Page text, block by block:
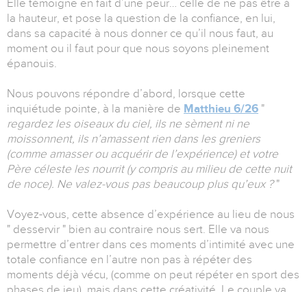
Elle témoigne en fait d’une peur… celle de ne pas être à
la hauteur, et pose la question de la confiance, en lui,
dans sa capacité à nous donner ce qu’il nous faut, au
moment ou il faut pour que nous soyons pleinement
épanouis.
Nous pouvons répondre d’abord, lorsque cette
inquiétude pointe, à la manière de Matthieu 6/26 "
regardez les oiseaux du ciel, ils ne sèment ni ne
moissonnent, ils n’amassent rien dans les greniers
(comme amasser ou acquérir de l’expérience) et votre
Père céleste les nourrit (y compris au milieu de cette nuit
de noce). Ne valez-vous pas beaucoup plus qu’eux ?"
Voyez-vous, cette absence d’expérience au lieu de nous
" desservir " bien au contraire nous sert. Elle va nous
permettre d’entrer dans ces moments d’intimité avec une
totale confiance en l’autre non pas à répéter des
moments déjà vécu, (comme on peut répéter en sport des